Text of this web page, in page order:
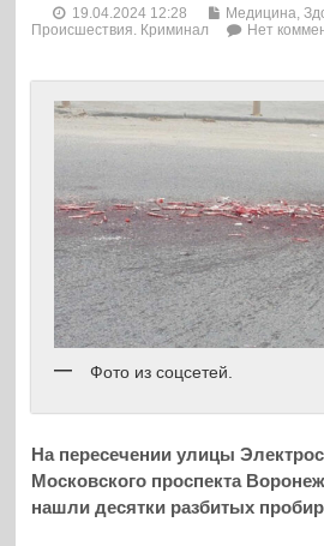
19.04.2024 12:28 Медицина,
Происшествия. Криминал
Нет
Фото из соцсетей.
На пересечении улицы
Московского проспекта
нашли десятки разбитых